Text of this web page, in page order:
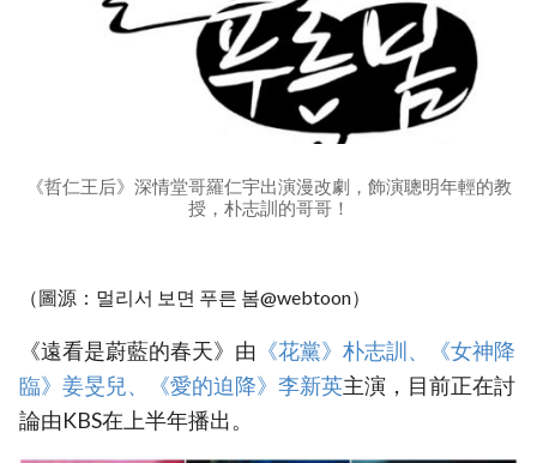
《哲仁王后》深情堂哥羅仁宇出演漫改劇，飾演聰明年輕的教
授，朴志訓的哥哥！
（圖源：멀리서 보면 푸른 봄@webtoon）
《遠看是蔚藍的春天》由 《花黨》朴志訓、《女神降
臨》姜旻兒、《愛的迫降》李新英主演，目前正在討
論由KBS在上半年播出。